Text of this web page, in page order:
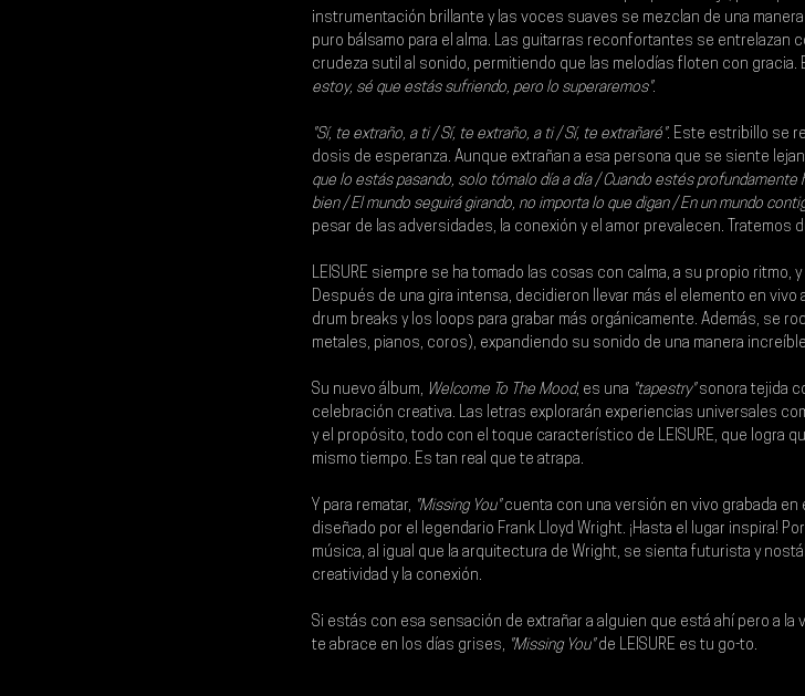
instrumentación brillante y las voces suaves se mezclan de una
puro bálsamo para el alma. Las guitarras reconfortantes se entrelazan
crudeza sutil al sonido, permitiendo que las melodías floten con gracia.
estoy, sé que estás sufriendo, pero lo superaremos".
"Sí, te extraño, a ti / Sí, te extraño, a ti / Sí, te extrañaré". Este estribillo se
dosis de esperanza. Aunque extrañan a esa persona que se siente
que lo estás pasando, solo tómalo día a día / Cuando estés
bien / El mundo seguirá girando, no importa lo que digan / En un mundo
pesar de las adversidades, la conexión y el amor prevalecen. Tratemos
LEISURE siempre se ha tomado las cosas con calma, a su propio
Después de una gira intensa, decidieron llevar más el elemento en
drum breaks y los loops para grabar más orgánicamente. Además, se
metales, pianos, coros), expandiendo su sonido de una manera
Su nuevo álbum, Welcome To The Mood, es una "tapestry" sonora tejida
celebración creativa. Las letras explorarán experiencias universales
y el propósito, todo con el toque característico de LEISURE, que logra
mismo tiempo. Es tan real que te atrapa.
Y para rematar, "Missing You" cuenta con una versión en vivo grabada en
diseñado por el legendario Frank Lloyd Wright. ¡Hasta el lugar inspira!
música, al igual que la arquitectura de Wright, se sienta futurista y
creatividad y la conexión.
Si estás con esa sensación de extrañar a alguien que está ahí pero a
te abrace en los días grises, "Missing You" de LEISURE es tu go-to.